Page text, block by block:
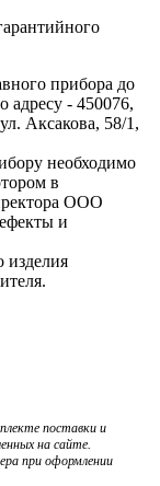
прибора до
адресу - 450076,
Аксакова, 58/1,
необходимо
в
ООО
и
изделия
поставки и
на сайте.
при оформлении